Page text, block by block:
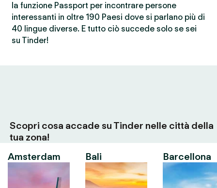
la funzione Passport per incontrare persone
interessanti in oltre 190 Paesi dove si parlano più di
40 lingue diverse. E tutto ciò succede solo se sei
su Tinder!
Scopri cosa accade su Tinder nelle città della
tua zona!
Amsterdam
Bali Barcellona